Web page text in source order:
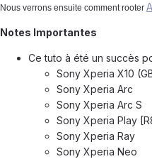
Nous verrons ensuite comment rooter
Notes Importantes
Ce tuto à été un succès
Sony Xperia X10
Sony Xperia Arc
Sony Xperia Arc S
Sony Xperia Play
Sony Xperia Ray
Sony Xperia Neo